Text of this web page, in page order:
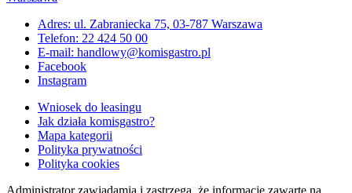
Adres: ul. Zabraniecka 75, 03-787 Warszawa
Telefon: 22 424 50 00
E-mail: handlowy@komisgastro.pl
Facebook
Instagram
Wniosek do leasingu
Jak działa komisgastro?
Mapa kategorii
Polityka prywatności
Polityka cookies
Administrator zawiadamia i zastrzega, że informacje zawarte na